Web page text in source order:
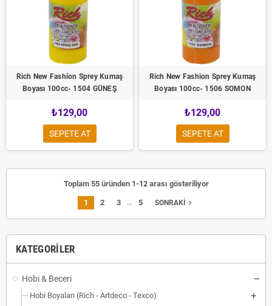
KATEGORILER
Hobi & Beceri
Hobi Boyaları (Rich - Artdeco - Texco)
Rich New Fashion Sprey Kumaş
Boyası 100cc- 1504 GÜNEŞ
₺129,00
SEPETE AT
Rich New Fashion Sprey Kumaş
Boyası 100cc- 1506 SOMON
₺129,00
SEPETE AT
Toplam 55 üründen 1-12 arası gösteriliyor
1 2 3 … 5 SONRAKI navigate_next